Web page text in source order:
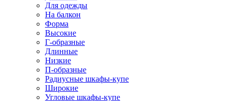
Для одежды
На балкон
Форма
Высокие
Г-образные
Длинные
Низкие
П-образные
Радиусные шкафы-купе
Широкие
Угловые шкафы-купе